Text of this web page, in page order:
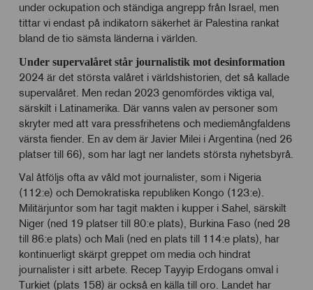
under ockupation och ständiga angrepp från Israel, men
tittar vi endast på indikatorn säkerhet är Palestina rankat
bland de tio sämsta länderna i världen.
Under supervalåret står journalistik mot desinformation
2024 är det största valåret i världshistorien, det så kallade
supervalåret. Men redan 2023 genomfördes viktiga val,
särskilt i Latinamerika. Där vanns valen av personer som
skryter med att vara pressfrihetens och mediemångfaldens
värsta fiender. En av dem är Javier Milei i Argentina (ned 26
platser till 66), som har lagt ner landets största nyhetsbyrå.
Val åtföljs ofta av våld mot journalister, som i Nigeria
(112:e) och Demokratiska republiken Kongo (123:e).
Militärjuntor som har tagit makten i kupper i Sahel, särskilt
Niger (ned 19 platser till 80:e plats), Burkina Faso (ned 28
till 86:e plats) och Mali (ned en plats till 114:e plats), har
kontinuerligt skärpt greppet om media och hindrat
journalister i sitt arbete. Recep Tayyip Erdogans omval i
Turkiet (plats 158) är också en källa till oro. Landet har